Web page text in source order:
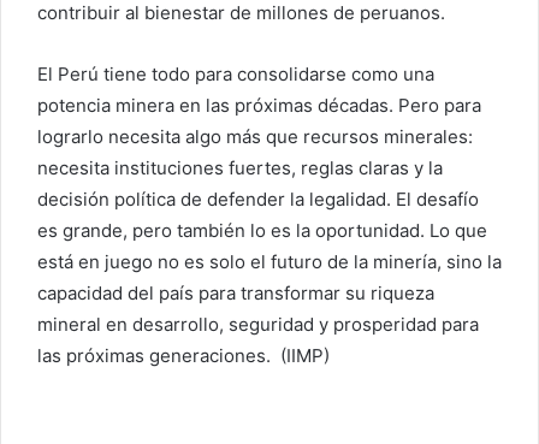
contribuir al bienestar de millones de peruanos.
El Perú tiene todo para consolidarse como una
potencia minera en las próximas décadas. Pero para
lograrlo necesita algo más que recursos minerales:
necesita instituciones fuertes, reglas claras y la
decisión política de defender la legalidad. El desafío
es grande, pero también lo es la oportunidad. Lo que
está en juego no es solo el futuro de la minería, sino la
capacidad del país para transformar su riqueza
mineral en desarrollo, seguridad y prosperidad para
las próximas generaciones. (IIMP)